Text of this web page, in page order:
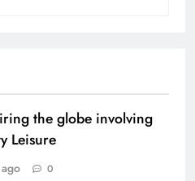
the globe involving
Leisure
0